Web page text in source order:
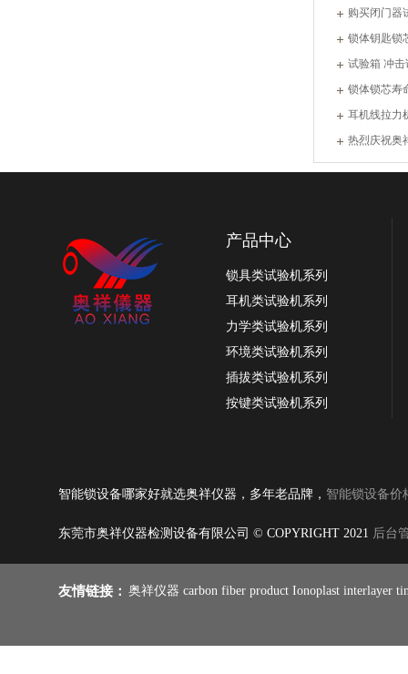
购买闭门器
锁体钥匙锁
试验箱 冲击
锁体锁芯寿
耳机线拉力
热烈庆祝奥
任
产品中心
锁具类试验机系列
耳机类试验机系列
力学类试验机系列
环境类试验机系列
插拔类试验机系列
按键类试验机系列
跌落类试验机系列
智能锁设备哪家好就选奥祥仪器，多年老品牌， 智能锁设备价
东莞市奥祥仪器检测设备有限公司 © COPYRIGHT 2021 后台
友情链接： 奥祥仪器 carbon fiber product Ionoplast interlayer